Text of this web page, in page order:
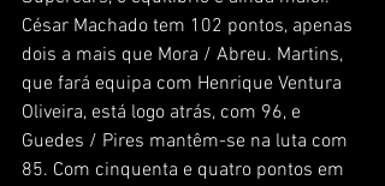
César Machado tem 102 pontos, apenas
dois a mais que Mora / Abreu. Martins,
que fará equipa com Henrique Ventura
Oliveira, está logo atrás, com 96, e
Guedes / Pires mantêm-se na luta com
85. Com cinquenta e quatro pontos em